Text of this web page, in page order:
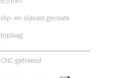
slip- en slijtvast gecoate
toplaag
CNC-gefreesd